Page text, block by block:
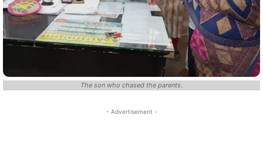
The son who chased the parents.
- Advertisement -